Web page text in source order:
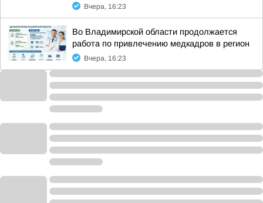
Вчера, 16:23
Во Владимирской области продолжается
работа по привлечению медкадров в регион
Вчера, 16:23